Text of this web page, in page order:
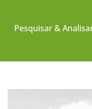
Pesquisar &